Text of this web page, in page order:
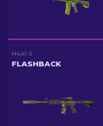
M4A1-S
FLASHBACK